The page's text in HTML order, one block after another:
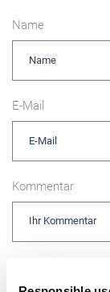
Name
E-Mail
Kommentar